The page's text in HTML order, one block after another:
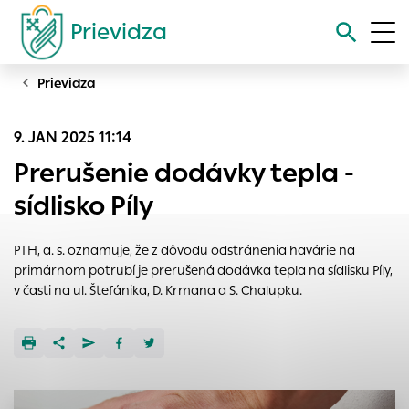
Prievidza
Vyhľadávanie
Prievidza
9. JAN 2025 11:14
Prerušenie dodávky tepla -
sídlisko Píly
PTH, a. s. oznamuje, že z dôvodu odstránenia havárie na
primárnom potrubí je prerušená dodávka tepla na sídlisku Píly,
v časti na ul. Štefánika, D. Krmana a S. Chalupku.
Nastavenie cookies
Cookies sú malé súbory, do ktorých webové stránky môžu
ukladať informácie o vašej aktivite a preferenciách.
zapamätoval Vaše prihlásenie alebo aby sa uložila Vaša
voľba v tomto okne.
Technické cookies
umožňujú základné funkcie, ako je navigácia na stránke a